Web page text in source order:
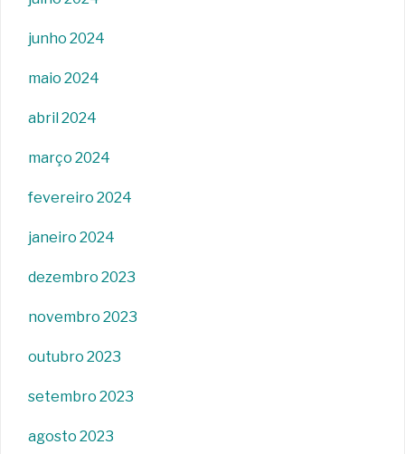
junho 2024
maio 2024
abril 2024
março 2024
fevereiro 2024
janeiro 2024
dezembro 2023
novembro 2023
outubro 2023
setembro 2023
agosto 2023